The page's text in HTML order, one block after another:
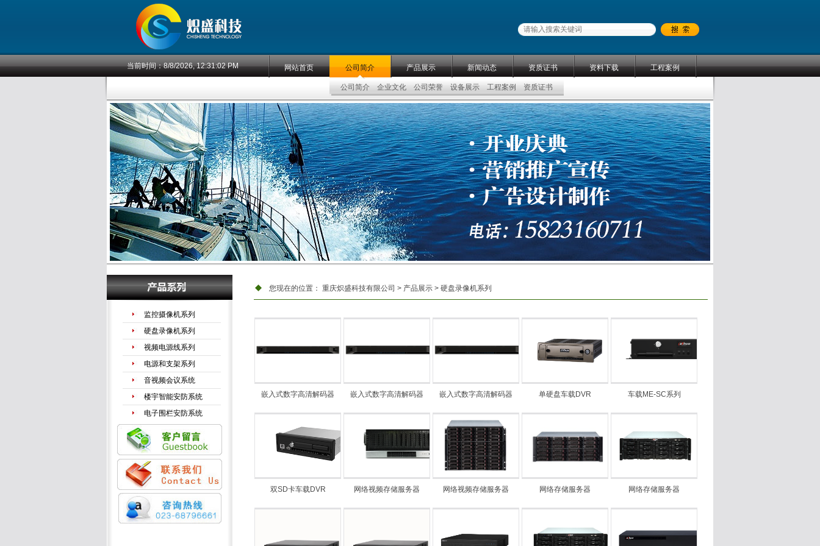
当前时间：8/8/2026, 12:31:02 PM 网站首页 公司简介 产品展示 新闻动态 资质证书 资料下载 工程案例
公司简介 企业文化 公司荣誉 设备展示 工程案例 资质证书
监控摄像机系列
硬盘录像机系列
视频电源线系列
电源和支架系列
音视频会议系统
楼宇智能安防系统
电子围栏安防系统
手机信号放大器
LED液晶拼接系列
嵌入式数字高清解码器 嵌入式数字高清解码器 嵌入式数字高清解码器 单硬盘车载DVR 车载ME-SC系列
双SD卡车载DVR 网络视频存储服务器 网络视频存储服务器 网络存储服务器 网络存储服务器
您现在的位置： 重庆炽盛科技有限公司 > 产品展示 > 硬盘录像机系列